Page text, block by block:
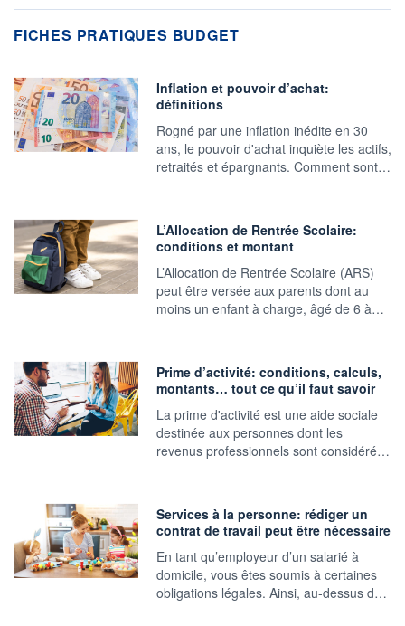
FICHES PRATIQUES BUDGET
Inflation et pouvoir d’achat:
définitions
Rogné par une inflation inédite en 30
ans, le pouvoir d'achat inquiète les actifs,
retraités et épargnants. Comment sont…
L’Allocation de Rentrée Scolaire:
conditions et montant
L’Allocation de Rentrée Scolaire (ARS)
peut être versée aux parents dont au
moins un enfant à charge, âgé de 6 à…
Prime d’activité: conditions, calculs,
montants… tout ce qu’il faut savoir
La prime d'activité est une aide sociale
destinée aux personnes dont les
revenus professionnels sont considéré…
Services à la personne: rédiger un
contrat de travail peut être nécessaire
En tant qu’employeur d’un salarié à
domicile, vous êtes soumis à certaines
obligations légales. Ainsi, au-dessus d…